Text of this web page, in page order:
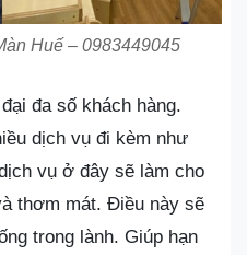
Huế – 0983449045
đa số khách hàng.
dịch vụ đi kèm như
vụ ở đây sẽ làm cho
thơm mát. Điều này sẽ
trong lành. Giúp hạn